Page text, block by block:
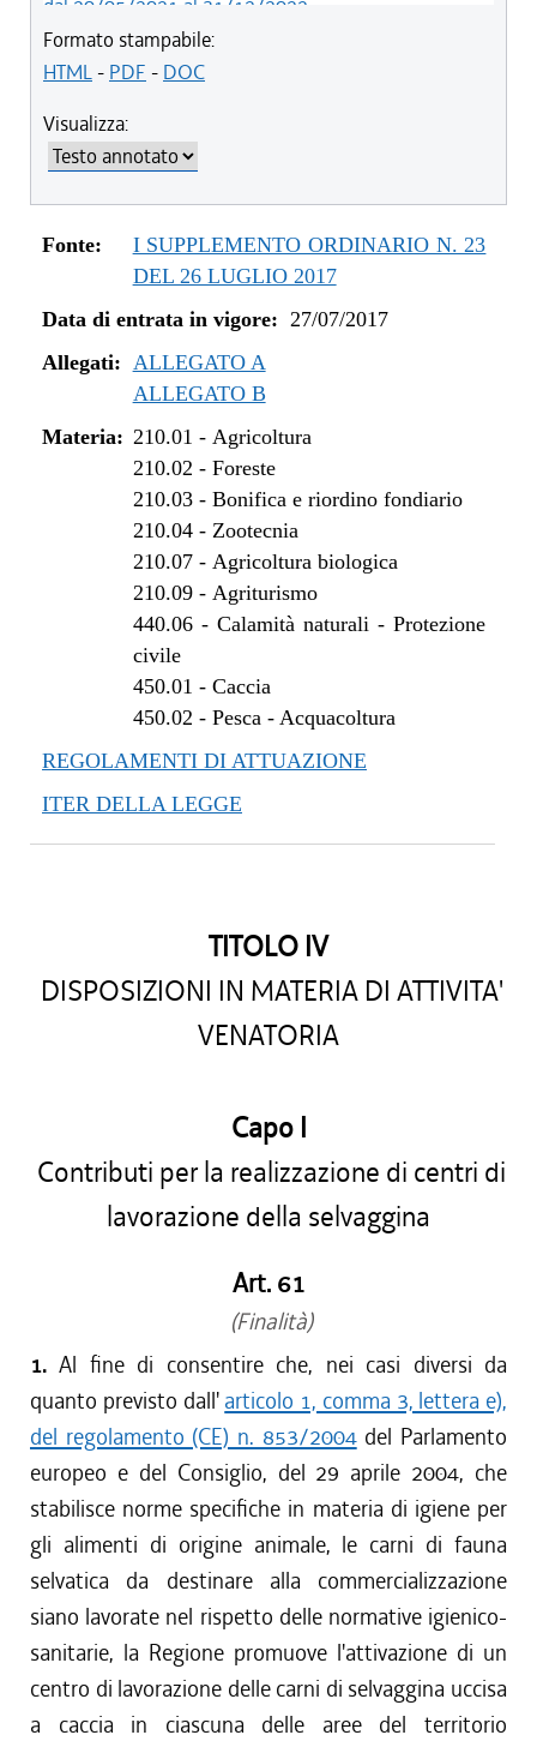
dal 20/05/2021 al 31/12/2022
dal 12/11/2020 al 19/05/2021
dal 29/03/2018 al 11/11/2020
dal 01/01/2018 al 04/01/2018
dal 27/07/2017 al 31/12/2017
Formato stampabile:
HTML- PDF - DOC
Visualizza:
Fonte:
I SUPPLEMENTO ORDINARIO N. 23
DEL 26 LUGLIO 2017
Data di entrata in vigore: 27/07/2017
Allegati: ALLEGATO A
ALLEGATO B
Materia: 210.01 - Agricoltura
210.02 - Foreste
210.03- Bonifica e riordino fondiario
210.04- Zootecnia
210.07- Agricoltura biologica
210.09- Agriturismo
440.06- Calamità naturali - Protezione
civile
450.01 - Caccia
450.02 - Pesca - Acquacoltura
REGOLAMENTI DI ATTUAZIONE
ITER DELLA LEGGE
TITOLO IV
DISPOSIZIONI IN MATERIA DI ATTIVITA'
VENATORIA
Capo I
Contributi per la realizzazione di centri di
lavorazione della selvaggina
Art. 61
(Finalità)
1.Al fine di consentire che, nei casi diversi da
quanto previsto dall' articolo 1, comma 3, lettera e),
del regolamento (CE) n. 853/2004del Parlamento
europeo e del Consiglio, del 29 aprile 2004, che
stabilisce norme specifiche in materia di igiene per
gli alimenti di origine animale, le carni di fauna
selvatica da destinare alla commercializzazione
siano lavorate nel rispetto delle normative igienico-
sanitarie, la Regione promuove l'attivazione di un
centro di lavorazione delle carni di selvaggina uccisa
a caccia in ciascuna delle aree del territorio